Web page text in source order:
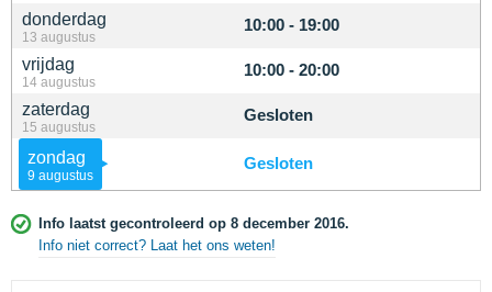
donderdag
13 augustus
10:00 - 19:00
vrijdag
14 augustus
10:00 - 20:00
zaterdag
15 augustus
Gesloten
zondag
9 augustus
Gesloten
Info laatst gecontroleerd op 8 december 2016.
Info niet correct? Laat het ons weten!